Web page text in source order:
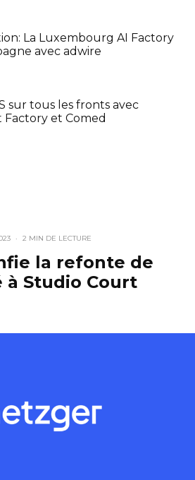
La Luxembourg AI Factory
avec adwire
sur tous les fronts avec
Factory et Comed
· 2 MIN DE LECTURE
la refonte de
Studio Court